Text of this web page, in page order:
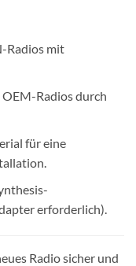
Radios mit
Radios durch
für eine
erforderlich).
Radio sicher und